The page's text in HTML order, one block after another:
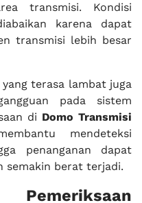
transmisi. Kondisi
karena dapat
transmisi lebih besar
terasa lambat juga
pada sistem
di Domo Transmisi
mendeteksi
penanganan dapat
semakin berat terjadi.